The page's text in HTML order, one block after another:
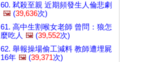
60. 弒殺至親 近期頻發生人倫悲劇
🖼️ (39,636次)
61. 高中生割喉女老師 曾問：狼怎
麼吃人 🖼️ (39,552次)
62. 舉報操場偷工減料 教師遭埋屍
16年 🖼️ (39,371次)